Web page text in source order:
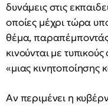
δυνάμεις στις
οποίες μέχρι τώρα
θέμα,
κινούνται με
«μιας κινητοποίησης
Αν περιμένει η